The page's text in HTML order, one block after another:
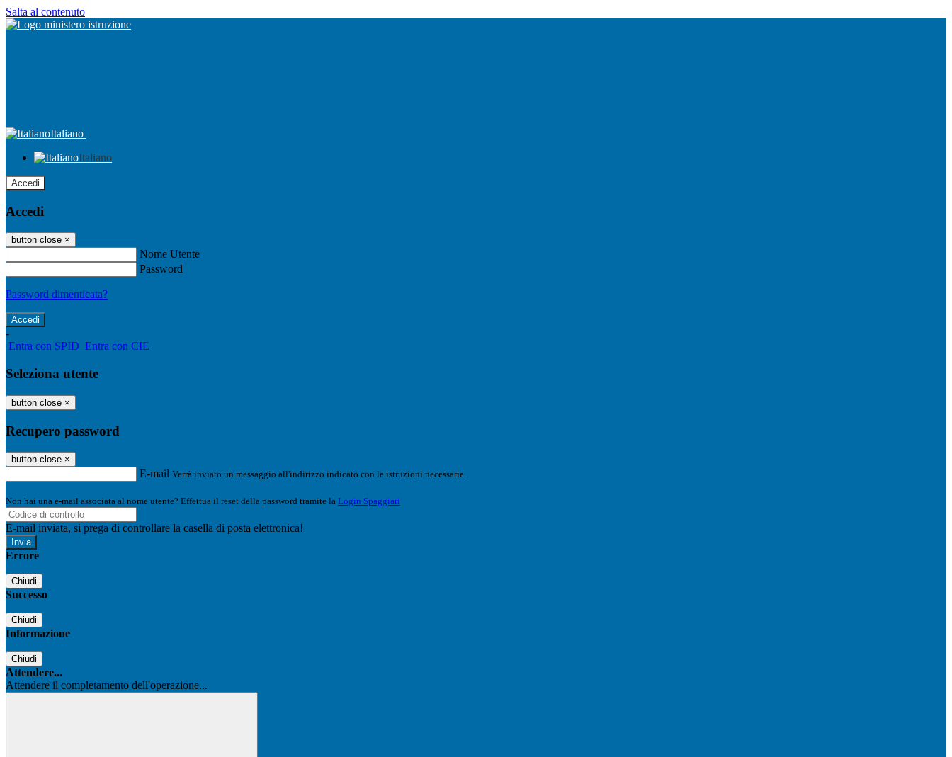
Salta al contenuto
Italiano
Italiano
Accedi
Accedi
button close ×
Nome Utente
Password
Password dimenticata?
-
Entra con SPID Entra con CIE
Seleziona utente
button close ×
Recupero password
button close ×
E-mail Verrà inviato un messaggio all'indirizzo indicato con le istruzioni necessarie.
Non hai una e-mail associata al nome utente? Effettua il reset della password tramite la Login Spaggiari
E-mail inviata, si prega di controllare la casella di posta elettronica!
Errore
Chiudi
Successo
Chiudi
Informazione
Chiudi
Attendere...
Attendere il completamento dell'operazione...